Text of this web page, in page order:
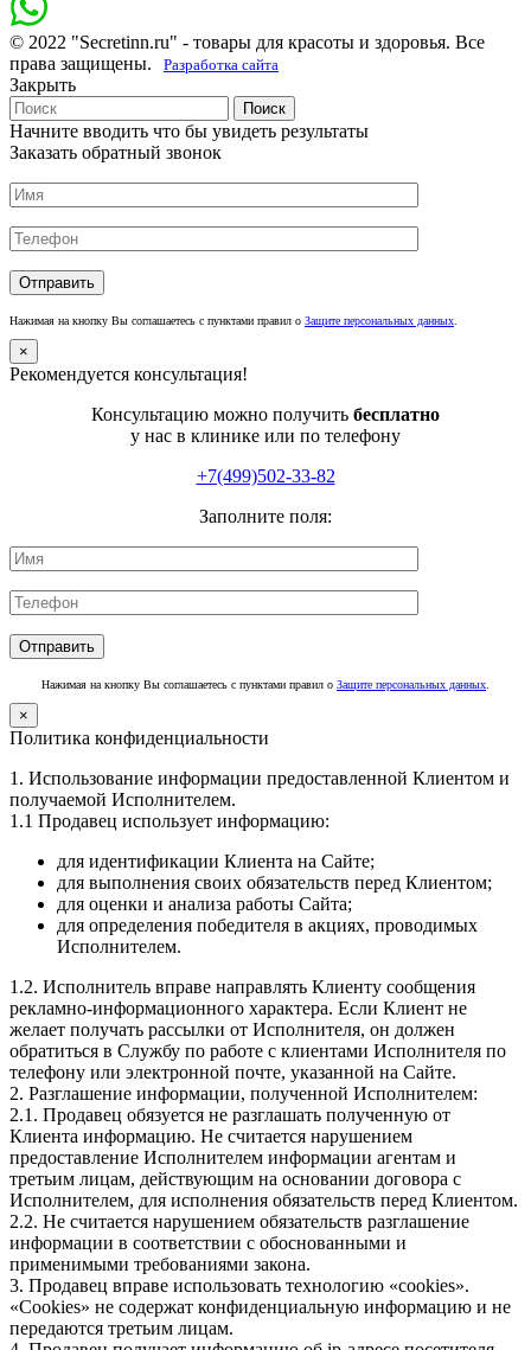
© 2022 "Secretinn.ru" - товары для красоты и здоровья. Все
права защищены.
Разработка сайта
Закрыть
Поиск
Начните вводить что бы увидеть результаты
Заказать обратный звонок
Нажимая на кнопку Вы соглашаетесь с пунктами правил о Защите персональных данных
×
Рекомендуется консультация!
Консультацию можно получить бесплатно
у нас в клинике или по телефону
+7(499)502-33-82
Заполните поля:
Нажимая на кнопку Вы соглашаетесь с пунктами правил о Защите персональных данных
×
Политика конфиденциальности
1. Использование информации предоставленной Клиентом и
получаемой Исполнителем.
1.1 Продавец использует информацию:
для идентификации Клиента на Сайте;
для выполнения своих обязательств перед Клиентом;
для оценки и анализа работы Сайта;
для определения победителя в акциях, проводимых
Исполнителем.
1.2. Исполнитель вправе направлять Клиенту сообщения
рекламно-информационного характера. Если Клиент не
желает получать рассылки от Исполнителя, он должен
обратиться в Службу по работе с клиентами Исполнителя по
телефону или электронной почте, указанной на Сайте.
2. Разглашение информации, полученной Исполнителем:
2.1. Продавец обязуется не разглашать полученную от
Клиента информацию. Не считается нарушением
предоставление Исполнителем информации агентам и
третьим лицам, действующим на основании договора с
Исполнителем, для исполнения обязательств перед Клиентом.
2.2. Не считается нарушением обязательств разглашение
информации в соответствии с обоснованными и
применимыми требованиями закона.
3. Продавец вправе использовать технологию «cookies».
«Cookies» не содержат конфиденциальную информацию и не
передаются третьим лицам.